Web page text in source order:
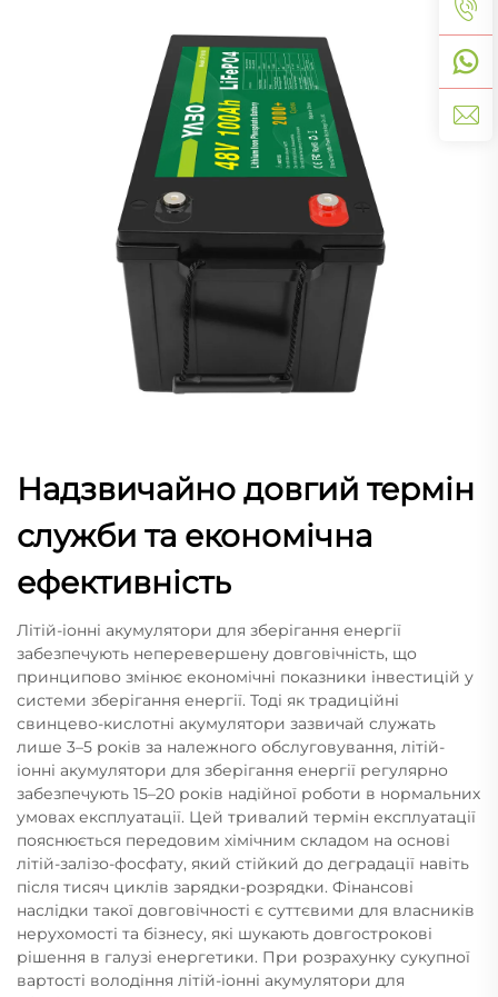
Надзвичайно довгий термін
служби та економічна
ефективність
Літій-іонні акумулятори для зберігання енергії
забезпечують неперевершену довговічність, що
принципово змінює економічні показники інвестицій у
системи зберігання енергії. Тоді як традиційні
свинцево-кислотні акумулятори зазвичай служать
лише 3–5 років за належного обслуговування, літій-
іонні акумулятори для зберігання енергії регулярно
забезпечують 15–20 років надійної роботи в нормальних
умовах експлуатації. Цей тривалий термін експлуатації
пояснюється передовим хімічним складом на основі
літій-залізо-фосфату, який стійкий до деградації навіть
після тисяч циклів зарядки-розрядки. Фінансові
наслідки такої довговічності є суттєвими для власників
нерухомості та бізнесу, які шукають довгострокові
рішення в галузі енергетики. При розрахунку сукупної
вартості володіння літій-іонні акумулятори для